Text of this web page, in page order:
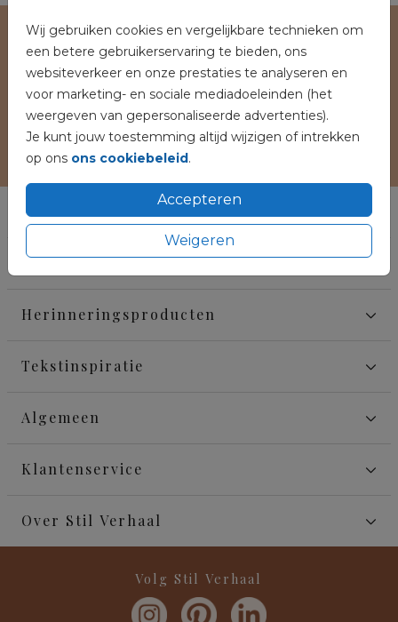
Wij gebruiken cookies en vergelijkbare technieken om
een betere gebruikerservaring te bieden, ons
websiteverkeer en onze prestaties te analyseren en
voor marketing- en sociale mediadoeleinden (het
weergeven van gepersonaliseerde advertenties).
Je kunt jouw toestemming altijd wijzigen of intrekken
op ons ons cookiebeleid.
Accepteren
Weigeren
Veilig winkelen en betalen
Rouwkaarten
Meer rouwdrukwerk
Herinneringsproducten
Tekstinspiratie
Algemeen
Klantenservice
Over Stil Verhaal
Volg Stil Verhaal